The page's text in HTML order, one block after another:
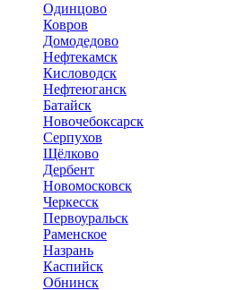
Одинцово
Ковров
Домодедово
Нефтекамск
Кисловодск
Нефтеюганск
Батайск
Новочебоксарск
Серпухов
Щёлково
Дербент
Новомосковск
Черкесск
Первоуральск
Раменское
Назрань
Каспийск
Обнинск